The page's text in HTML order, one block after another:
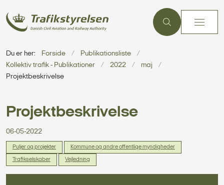
Du er her: Forside
Publikationsliste
Kollektiv trafik - Publikationer
2022
maj
Projektbeskrivelse
Projektbeskrivelse
06-05-2022
Puljer og projekter Kommune og andre offentlige myndigheder
Trafikselskaber Vejledning